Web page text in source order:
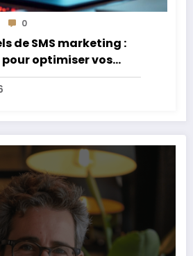
0
de SMS marketing :
optimiser vos